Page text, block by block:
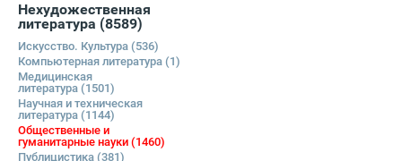
Нехудожественная
литература (8589)
Искусство. Культура (536)
Компьютерная литература (1)
Медицинская
литература (1501)
Научная и техническая
литература (1144)
Общественные и
гуманитарные науки (1460)
Публицистика (381)